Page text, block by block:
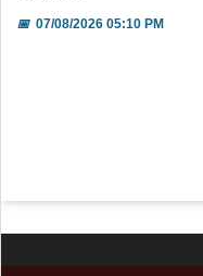
📅07/08/2026 05:10 PM